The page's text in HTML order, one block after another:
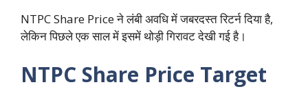
NTPC Share Price ने लंबी अवधि में जबरदस्त रिटर्न दिया है,
लेकिन पिछले एक साल में इसमें थोड़ी गिरावट देखी गई है।
NTPC Share Price Target